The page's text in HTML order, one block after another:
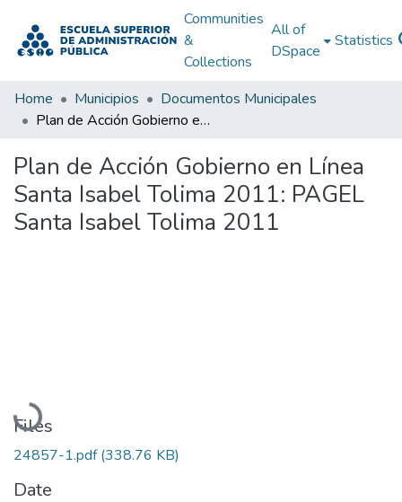
Communities
&
Collections
All of
DSpace
Statistics
Home Municipios
Documentos Municipales
Plan de Acción Gobierno en Línea Santa Isabel Tolima 2011: PAGEL Santa Isabel Tolima 2011
Plan de Acción Gobierno en Línea
Santa Isabel Tolima 2011: PAGEL
Santa Isabel Tolima 2011
Loading...
Files
24857-1.pdf(338.76 KB)
Date